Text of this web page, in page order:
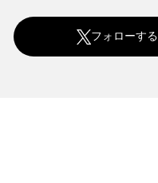
フォローする